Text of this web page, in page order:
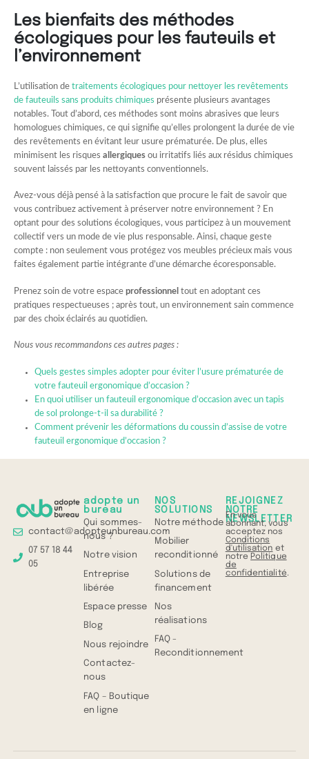
Les bienfaits des méthodes
écologiques pour les fauteuils et
l’environnement
L’utilisation de traitements écologiques pour nettoyer les revêtements
de fauteuils sans produits chimiques présente plusieurs avantages
notables. Tout d’abord, ces méthodes sont moins abrasives que leurs
homologues chimiques, ce qui signifie qu’elles prolongent la durée de vie
des revêtements en évitant leur usure prématurée. De plus, elles
minimisent les risques allergiques ou irritatifs liés aux résidus chimiques
souvent laissés par les nettoyants conventionnels.
Avez-vous déjà pensé à la satisfaction que procure le fait de savoir que
vous contribuez activement à préserver notre environnement ? En
optant pour des solutions écologiques, vous participez à un mouvement
collectif vers un mode de vie plus responsable. Ainsi, chaque geste
compte : non seulement vous protégez vos meubles précieux mais vous
faites également partie intégrante d’une démarche écoresponsable.
Prenez soin de votre espace professionnel tout en adoptant ces
pratiques respectueuses ; après tout, un environnement sain commence
par des choix éclairés au quotidien.
Nous vous recommandons ces autres pages :
Quels gestes simples adopter pour éviter l’usure prématurée de
votre fauteuil ergonomique d’occasion ?
En quoi utiliser un fauteuil ergonomique d’occasion avec un tapis
de sol prolonge-t-il sa durabilité ?
Comment prévenir les déformations du coussin d’assise de votre
fauteuil ergonomique d’occasion ?
contact@adopteunbureau.com
07 57 18 44
05
adopte un
bureau
Qui sommes-
nous ?
Notre vision
Entreprise
libérée
Espace presse
Blog
Nous rejoindre
Contactez-
nous
FAQ – Boutique
en ligne
NOS
SOLUTIONS
Notre méthode
Mobilier
reconditionné
Solutions de
financement
Nos
réalisations
FAQ -
Reconditionnement
REJOIGNEZ
NOTRE
NEWSLETTER
En vous
abonnant, vous
acceptez nos
Conditions
d'utilisation et
notre Politique
de
confidentialité.